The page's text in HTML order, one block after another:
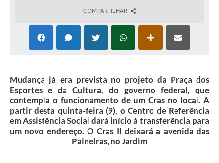
COMPARTILHAR
Mudança já era prevista no projeto da Praça dos
Esportes e da Cultura, do governo federal, que
contempla o funcionamento de um Cras no local. A
partir desta quinta-feira (9), o Centro de Referência
em Assistência Social dará início à transferência para
um novo endereço. O Cras II deixará a avenida das
Paineiras, no Jardim